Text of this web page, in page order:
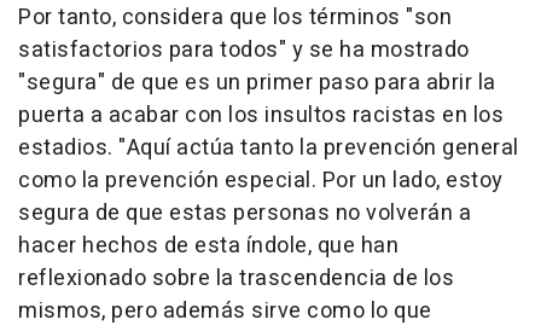
Por tanto, considera que los términos "son
satisfactorios para todos" y se ha mostrado
"segura" de que es un primer paso para abrir la
puerta a acabar con los insultos racistas en los
estadios. "Aquí actúa tanto la prevención general
como la prevención especial. Por un lado, estoy
segura de que estas personas no volverán a
hacer hechos de esta índole, que han
reflexionado sobre la trascendencia de los
mismos, pero además sirve como lo que